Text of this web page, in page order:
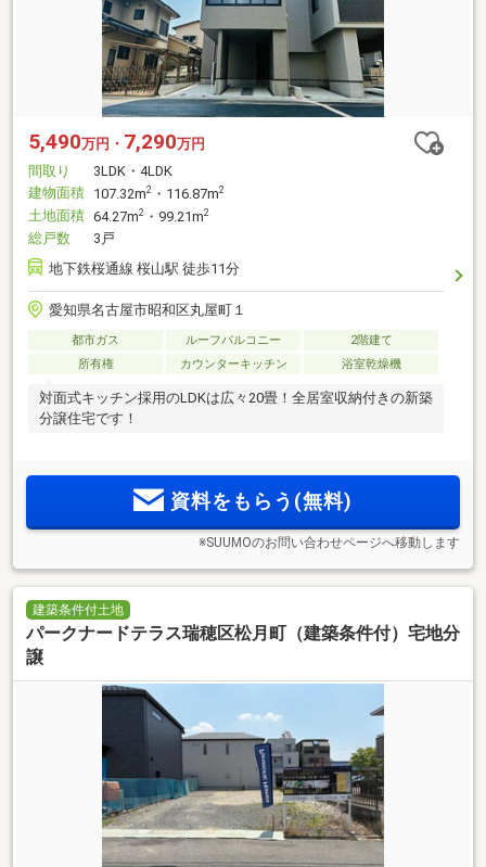
5,490万円・ 7,290万円
間取り
3LDK・4LDK
建物面積 107.32m2 ・116.87m2
土地面積 64.27m2 ・99.21m2
総戸数
3戸
地下鉄桜通線 桜山駅 徒歩11分
愛知県名古屋市昭和区丸屋町１
都市ガス ルーフバルコニー
2階建て
所有権
カウンターキッチン 浴室乾燥機
対面式キッチン採用のLDKは広々20畳！全居室収納付きの新築
分譲住宅です！
資料をもらう(無料)
※SUUMOのお問い合わせページへ移動します
建築条件付土地
パークナードテラス瑞穂区松月町（建築条件付）宅地分
譲